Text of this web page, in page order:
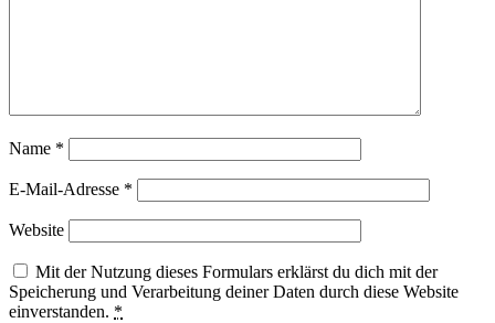
Name *
E-Mail-Adresse *
Website
Mit der Nutzung dieses Formulars erklärst du dich mit der
Speicherung und Verarbeitung deiner Daten durch diese Website
einverstanden. *